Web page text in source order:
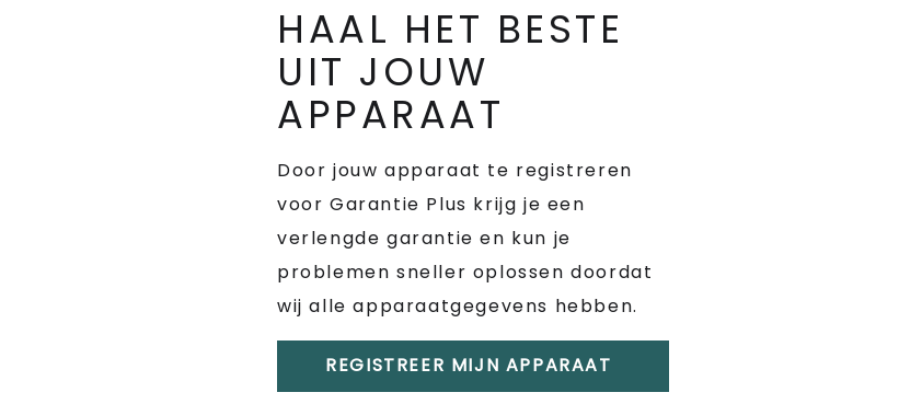
HAAL HET BESTE
UIT JOUW
APPARAAT
Door jouw apparaat te registreren
voor Garantie Plus krijg je een
verlengde garantie en kun je
problemen sneller oplossen doordat
wij alle apparaatgegevens hebben.
REGISTREER MIJN APPARAAT